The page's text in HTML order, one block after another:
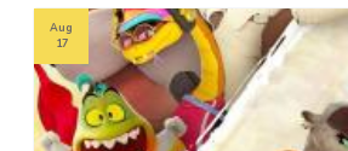
Aug
17